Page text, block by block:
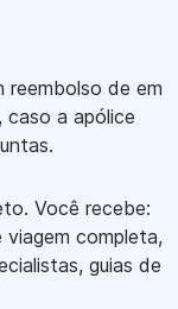
reembolso de em
a apólice
Você recebe:
completa,
guias de